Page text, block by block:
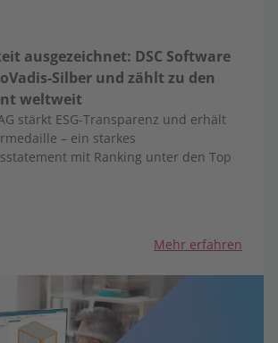
ausgezeichnet: DSC Software
Silber und zählt zu den
weltweit
stärkt ESG-Transparenz und erhält
– ein starkes
mit Ranking unter den Top
Mehr erfahren